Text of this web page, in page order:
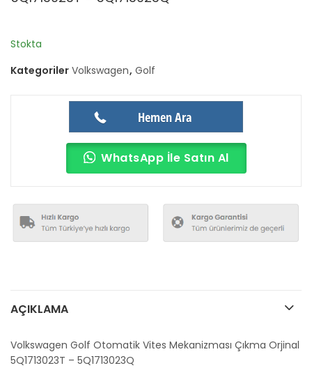
Stokta
Kategoriler Volkswagen, Golf
Hemen Ara
WhatsApp İle Satın Al
AÇIKLAMA
Volkswagen Golf Otomatik Vites Mekanizması Çıkma Orjinal
5Q1713023T – 5Q1713023Q